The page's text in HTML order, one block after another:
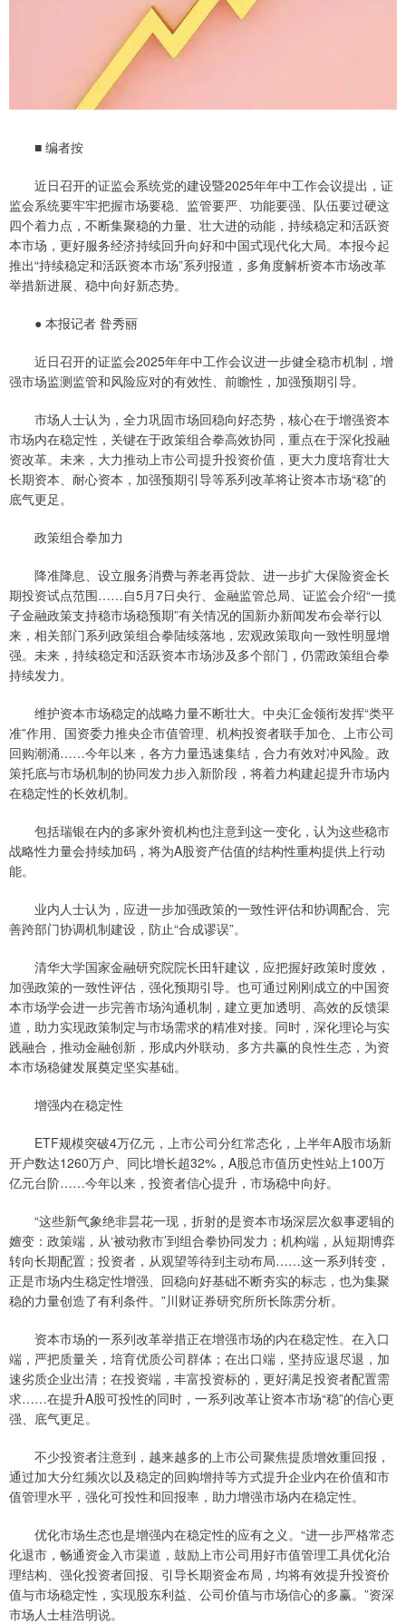
■ 编者按
近日召开的证监会系统党的建设暨2025年年中工作会议提出，证
监会系统要牢牢把握市场要稳、监管要严、功能要强、队伍要过硬这
四个着力点，不断集聚稳的力量、壮大进的动能，持续稳定和活跃资
本市场，更好服务经济持续回升向好和中国式现代化大局。本报今起
推出“持续稳定和活跃资本市场”系列报道，多角度解析资本市场改革
举措新进展、稳中向好新态势。
● 本报记者 昝秀丽
近日召开的证监会2025年年中工作会议进一步健全稳市机制，增
强市场监测监管和风险应对的有效性、前瞻性，加强预期引导。
市场人士认为，全力巩固市场回稳向好态势，核心在于增强资本
市场内在稳定性，关键在于政策组合拳高效协同，重点在于深化投融
资改革。未来，大力推动上市公司提升投资价值，更大力度培育壮大
长期资本、耐心资本，加强预期引导等系列改革将让资本市场“稳”的
底气更足。
政策组合拳加力
降准降息、设立服务消费与养老再贷款、进一步扩大保险资金长
期投资试点范围……自5月7日央行、金融监管总局、证监会介绍“一揽
子金融政策支持稳市场稳预期”有关情况的国新办新闻发布会举行以
来，相关部门系列政策组合拳陆续落地，宏观政策取向一致性明显增
强。未来，持续稳定和活跃资本市场涉及多个部门，仍需政策组合拳
持续发力。
维护资本市场稳定的战略力量不断壮大。中央汇金领衔发挥“类平
准”作用、国资委力推央企市值管理、机构投资者联手加仓、上市公司
回购潮涌……今年以来，各方力量迅速集结，合力有效对冲风险。政
策托底与市场机制的协同发力步入新阶段，将着力构建起提升市场内
在稳定性的长效机制。
包括瑞银在内的多家外资机构也注意到这一变化，认为这些稳市
战略性力量会持续加码，将为A股资产估值的结构性重构提供上行动
能。
业内人士认为，应进一步加强政策的一致性评估和协调配合、完
善跨部门协调机制建设，防止“合成谬误”。
清华大学国家金融研究院院长田轩建议，应把握好政策时度效，
加强政策的一致性评估，强化预期引导。也可通过刚刚成立的中国资
本市场学会进一步完善市场沟通机制，建立更加透明、高效的反馈渠
道，助力实现政策制定与市场需求的精准对接。同时，深化理论与实
践融合，推动金融创新，形成内外联动、多方共赢的良性生态，为资
本市场稳健发展奠定坚实基础。
增强内在稳定性
ETF规模突破4万亿元，上市公司分红常态化，上半年A股市场新
开户数达1260万户、同比增长超32%，A股总市值历史性站上100万
亿元台阶……今年以来，投资者信心提升，市场稳中向好。
“这些新气象绝非昙花一现，折射的是资本市场深层次叙事逻辑的
嬗变：政策端，从‘被动救市’到组合拳协同发力；机构端，从短期博弈
转向长期配置；投资者，从观望等待到主动布局……这一系列转变，
正是市场内生稳定性增强、回稳向好基础不断夯实的标志，也为集聚
稳的力量创造了有利条件。”川财证券研究所所长陈雳分析。
资本市场的一系列改革举措正在增强市场的内在稳定性。在入口
端，严把质量关，培育优质公司群体；在出口端，坚持应退尽退，加
速劣质企业出清；在投资端，丰富投资标的，更好满足投资者配置需
求……在提升A股可投性的同时，一系列改革让资本市场“稳”的信心更
强、底气更足。
不少投资者注意到，越来越多的上市公司聚焦提质增效重回报，
通过加大分红频次以及稳定的回购增持等方式提升企业内在价值和市
值管理水平，强化可投性和回报率，助力增强市场内在稳定性。
优化市场生态也是增强内在稳定性的应有之义。“进一步严格常态
化退市，畅通资金入市渠道，鼓励上市公司用好市值管理工具优化治
理结构、强化投资者回报、引导长期资金布局，均将有效提升投资价
值与市场稳定性，实现股东利益、公司价值与市场信心的多赢。”资深
市场人士桂浩明说。